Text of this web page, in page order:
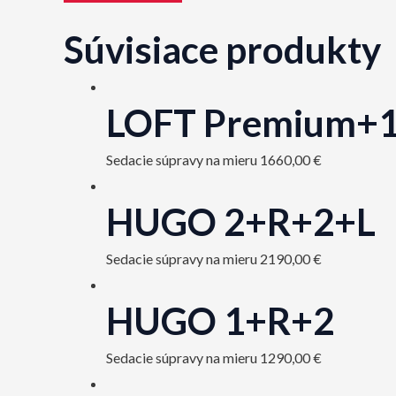
Súvisiace produkty
LOFT
Sedacie súpravy na mieru 1660,00€
HUGO 2+R+2+L
Sedacie súpravy na mieru 2190,00€
HUGO 1+R+2
Sedacie súpravy na mieru 1290,00€